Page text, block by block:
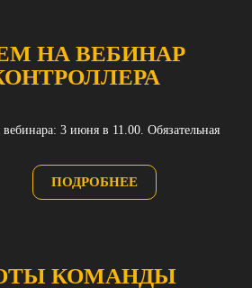
НА ВЕБИНАР
3 июня в 11.00. Обязательная
ПОДРОБНЕЕ
КОМАНДЫ